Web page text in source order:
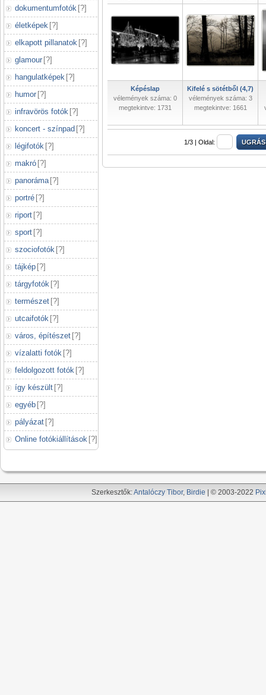
dokumentumfotók [?]
életképek [?]
elkapott pillanatok [?]
glamour [?]
hangulatképek [?]
humor [?]
infravörös fotók [?]
koncert - színpad [?]
légifotók [?]
makró [?]
panoráma [?]
portré [?]
riport [?]
sport [?]
szociofotók [?]
tájkép [?]
tárgyfotók [?]
természet [?]
utcaifotók [?]
város, építészet [?]
vízalatti fotók [?]
feldolgozott fotók [?]
így készült [?]
egyéb [?]
pályázat [?]
Online fotókiállítások [?]
Képéslap
vélemények száma: 0
megtekintve: 1731
Kifelé s sötétből (4,7)
vélemények száma: 3
megtekintve: 1661
1/3 | Oldal:
Szerkesztők:Antalóczy Tibor, Birdie | © 2003-2022